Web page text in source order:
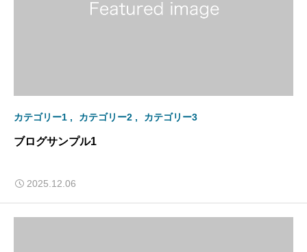
カテゴリー1 カテゴリー2 カテゴリー3
ブログサンプル1
2025.12.06